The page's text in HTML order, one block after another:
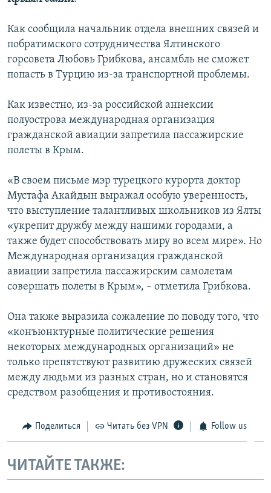
УКРАИНСКАЯ ПРОБЛЕМА КРЫМА
Все сайты RFE/RL
Как сообщила начальник отдела внешних связей и
побратимского сотрудничества Ялтинского
горсовета Любовь Грибкова, ансамбль не сможет
попасть в Турцию из-за транспортной проблемы.
Как известно, из-за российской аннексии
полуострова международная организация
гражданской авиации запретила пассажирские
полеты в Крым.
«В своем письме мэр турецкого курорта доктор
Мустафа Акайдын выражал особую уверенность,
что выступление талантливых школьников из Ялты
«укрепит дружбу между нашими городами, а
также будет способствовать миру во всем мире». Но
Международная организация гражданской
авиации запретила пассажирским самолетам
совершать полеты в Крым», – отметила Грибкова.
Она также выразила сожаление по поводу того, что
«конъюнктурные политические решения
некоторых международных организаций» не
только препятствуют развитию дружеских связей
между людьми из разных стран, но и становятся
средством разобщения и противостояния.
Поделиться Читать без VPN Follow us
ЧИТАЙТЕ ТАКЖЕ: